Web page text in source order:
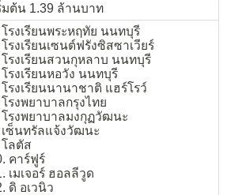
มต้น 1.39 ล้านบาท
โรงเรียนพระหฤทัย นนทบุรี
โรงเรียนเซนต์ฟรังซิสซาเวียร์
โรงเรียนสวนกุหลาบ นนทบุรี
รงเรียนหอวัง นนทบุรี
รงเรียนนานาชาติ แฮร์โรว์
รงพยาบาลกรุงไทย
โรงพยาบาลมงกุฏวัฒนะ
เซ็นทรัลแจ้งวัฒนะ
โลตัส
คาร์ฟูร์
เมเจอร์ ฮอลลีวูด
ดิ อเวนิว